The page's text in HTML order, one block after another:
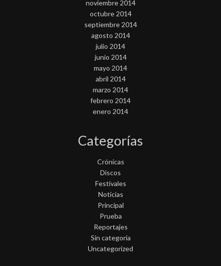
noviembre 2014
octubre 2014
septiembre 2014
agosto 2014
julio 2014
junio 2014
mayo 2014
abril 2014
marzo 2014
febrero 2014
enero 2014
Categorías
Crónicas
Discos
Festivales
Noticias
Principal
Prueba
Reportajes
Sin categoría
Uncategorized